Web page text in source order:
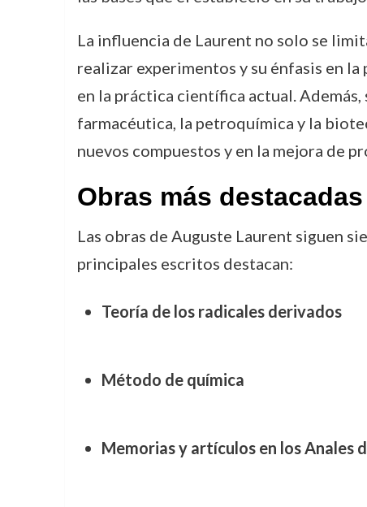
La influencia de Laurent no solo se
realizar experimentos y su énfasis en
en la práctica científica actual.
farmacéutica, la petroquímica y la
nuevos compuestos y en la mejora de
Obras más
Las obras de Auguste Laurent siguen
principales escritos destacan:
Teoría de los radicales derivados
Método de química
Memorias y artículos en los Anales